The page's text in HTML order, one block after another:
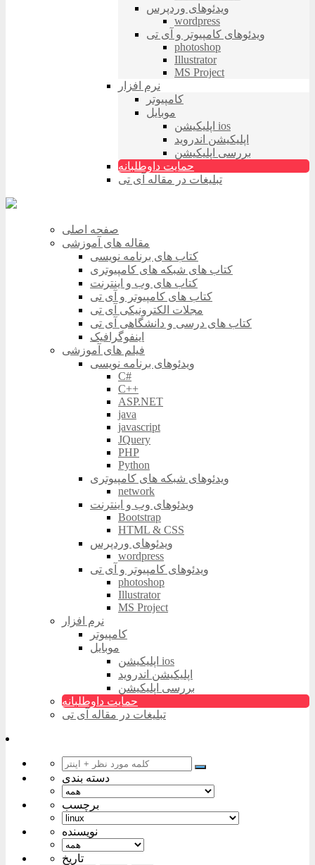
ویدئوهای وردپرس
wordpress
ویدئوهای کامپیوتر و آی تی
photoshop
Illustrator
MS Project
نرم افزار
کامپیوتر
موبایل
اپلیکیشن ios
اپلیکیشن اندروید
بررسی اپلیکیشن
حمایت داوطلبانه
تبلیغات در مقاله آی تی
صفحه اصلی
مقاله های آموزشی
کتاب های برنامه نویسی
کتاب های شبکه های کامپیوتری
کتاب های وب و اینترنت
کتاب های کامپیوتر و آی تی
مجلات الکترونیکی آی تی
کتاب های درسی و دانشگاهی آی تی
اینفوگرافیک
فیلم های آموزشی
ویدئوهای برنامه نویسی
C#
C++
ASP.NET
java
javascript
JQuery
PHP
Python
ویدئوهای شبکه های کامپیوتری
network
ویدئوهای وب و اینترنت
Bootstrap
HTML & CSS
ویدئوهای وردپرس
wordpress
ویدئوهای کامپیوتر و آی تی
photoshop
Illustrator
MS Project
نرم افزار
کامپیوتر
موبایل
اپلیکیشن ios
اپلیکیشن اندروید
بررسی اپلیکیشن
حمایت داوطلبانه
تبلیغات در مقاله آی تی
دسته بندی
برچسب
نویسنده
تاریخ